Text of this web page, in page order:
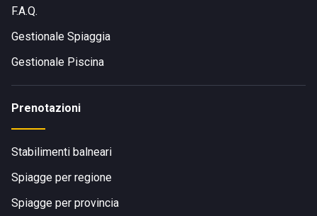
F.A.Q.
Gestionale Spiaggia
Gestionale Piscina
Prenotazioni
Stabilimenti balneari
Spiagge per regione
Spiagge per provincia